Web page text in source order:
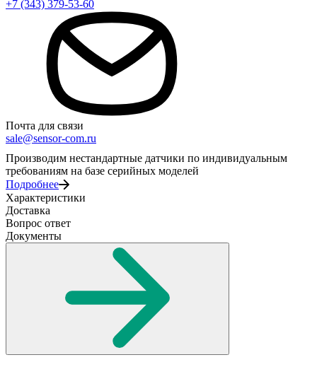
+7 (343) 379-53-60
Почта для связи
sale@sensor-com.ru
Производим нестандартные датчики по индивидуальным
требованиям на базе серийных моделей
Подробнее
Характеристики
Доставка
Вопрос ответ
Документы